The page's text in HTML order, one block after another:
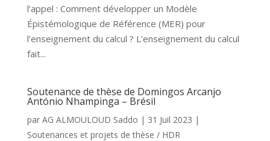
l’appel : Comment développer un Modèle
Épistémologique de Référence (MER) pour
l’enseignement du calcul ? L’enseignement du calcul
fait...
Soutenance de thèse de Domingos Arcanjo
António Nhampinga – Brésil
par AG ALMOULOUD Saddo | 31 Juil 2023 |
Soutenances et projets de thèse / HDR